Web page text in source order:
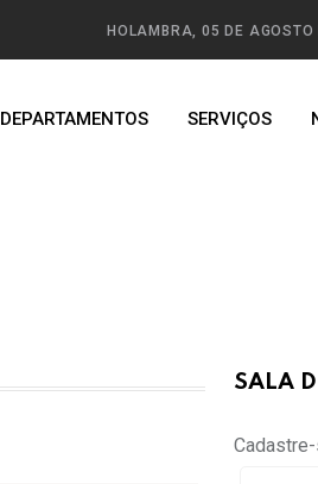
HOLAMBRA, 05 DE AGOSTO
DEPARTAMENTOS SERVIÇOS
SALA